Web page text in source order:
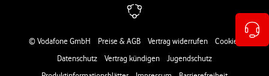
Rechtliche Links
© Vodafone GmbH Preise & AGB Vertrag widerrufen
Cookies
Datenschutz
Vertrag kündigen
Jugendschutz